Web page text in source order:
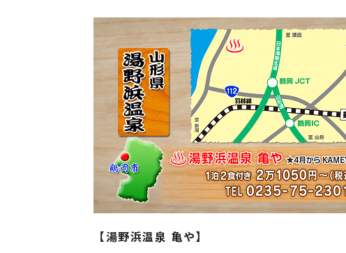
【湯野浜温泉 亀や】